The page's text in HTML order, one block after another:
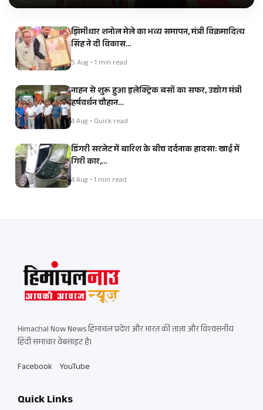
झिमीधार शनोल मेले का भव्य समापन, मंत्री विक्रमादित्य
सिंह ने दी विकास…
5 Aug • 1 min read
नाहन से शुरू हुआ इलेक्ट्रिक बसों का सफर, उद्योग मंत्री
हर्षवर्धन चौहान…
4 Aug • Quick read
डिंगरी सरजेट में बारिश के बीच दर्दनाक हादसा: खाई में
गिरी कार,…
4 Aug • 1 min read
Himachal Now News हिमाचल प्रदेश और भारत की ताज़ा और विश्वसनीय
हिंदी समाचार वेबसाइट है।
Facebook YouTube
Quick Links